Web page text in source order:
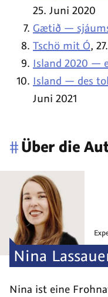
am
25. Juni 2020
Gætið —
Tschö mit Ó, am
Island 2020 —
Island — des
Juni 2021
#Über die
Nina
Nina ist eine